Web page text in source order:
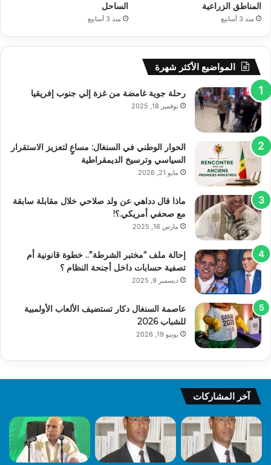
المناطق الزراعية
منذ 3 أسابيع
الساحل
منذ 3 أسابيع
المواضيع الأكثر شهرة
رحلة جوية غامضة من غزة إلي جنوب إفريقيا
نوفمبر 18, 2025
الحوار الوطني في السنغال: مساعٍ لتعزيز الاستقرار
السياسي وترسيخ الديمقراطية
مايو 21, 2026
ماذا قال دداهي عن ولد صلاحي خلال مقابلة سابقة
مع صحفي أمريكي.؟!
مارس 16, 2025
إحالة ملف “مختبر الشرطة”.. خطوة قانونية أم
تصفية حسابات داخل أجنحة النظام ؟
ديسمبر 9, 2025
عاصمة السنغال دكار تستضيف الألعاب الأولمبية
للشباب 2026
يونيو 19, 2026
آخر المشاركات